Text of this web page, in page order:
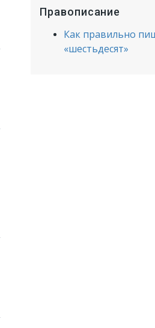
Правописание
Как правильно
«шестьдесят»